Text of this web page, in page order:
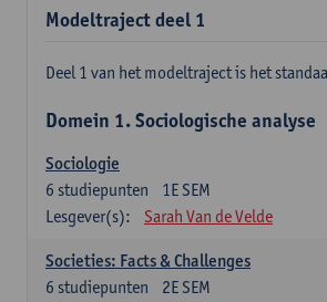
Modeltraject deel 1
Deel 1 van het modeltraject is het
Domein 1. Sociologische analyse
Sociologie
1E SEM
6 studiepunten
Lesgever(s):
Sarah Van de Velde
Societies: Facts & Challenges
2E SEM
6 studiepunten